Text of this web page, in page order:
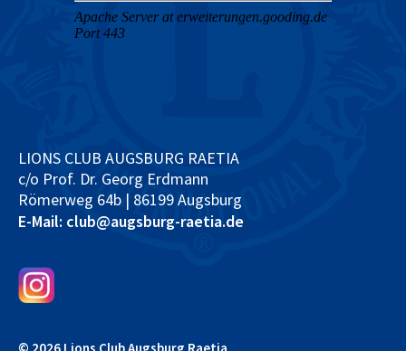
LIONS CLUB AUGSBURG RAETIA
c/o Prof. Dr. Georg Erdmann
Römerweg 64b | 86199 Augsburg
E-Mail: club@augsburg-raetia.de